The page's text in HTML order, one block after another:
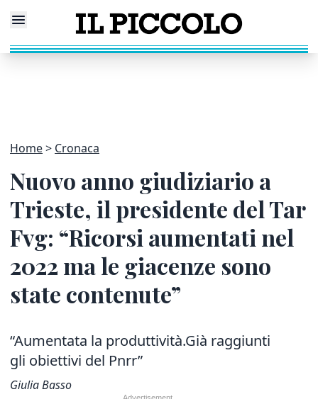
Home Cronaca
Nuovo anno giudiziario a
Trieste, il presidente del Tar
Fvg: “Ricorsi aumentati nel
2022 ma le giacenze sono
state contenute”
“Aumentata la produttività.Già raggiunti
gli obiettivi del Pnrr”
Giulia Basso